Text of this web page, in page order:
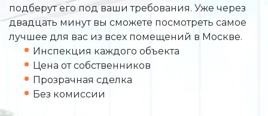
подберут его под ваши требования. Уже через
двадцать минут вы сможете посмотреть самое
лучшее для вас из всех помещений в Москве.
Инспекция каждого объекта
Цена от собственников
Прозрачная сделка
Без комиссии